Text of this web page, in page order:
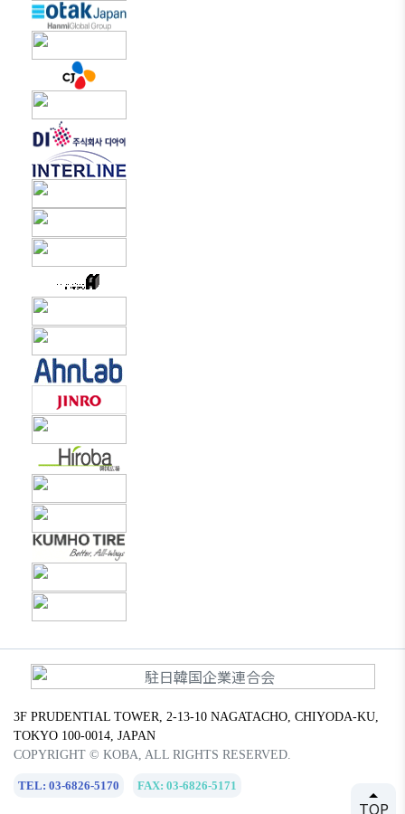
3F PRUDENTIAL TOWER, 2-13-10 NAGATACHO, CHIYODA-KU,
TOKYO 100-0014, JAPAN
COPYRIGHT © KOBA, ALL RIGHTS RESERVED.
TEL: 03-6826-5170 FAX: 03-6826-5171
TOP